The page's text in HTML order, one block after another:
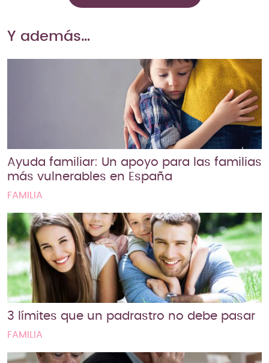
Y además…
Ayuda familiar: Un apoyo para las familias
más vulnerables en España
FAMILIA
3 límites que un padrastro no debe pasar
FAMILIA